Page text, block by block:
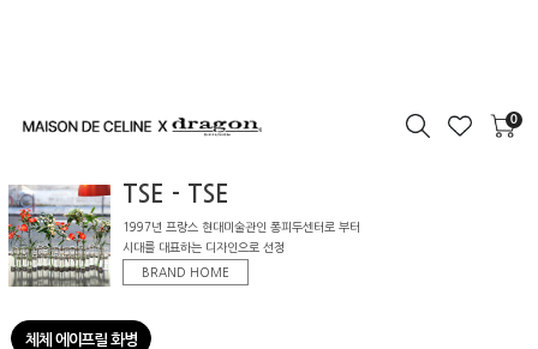
0
TSE - TSE
1997년 프랑스 현대미술관인 퐁피두센터로 부터
시대를 대표하는 디자인으로 선정
BRAND HOME
체체 에이프릴 화병